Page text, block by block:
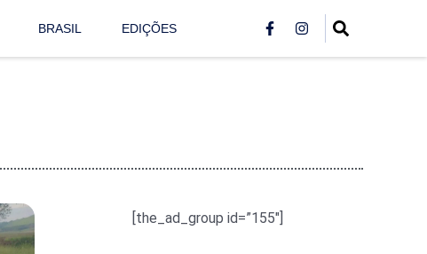
BRASIL EDIÇÕES
[the_ad_group id=”155″]